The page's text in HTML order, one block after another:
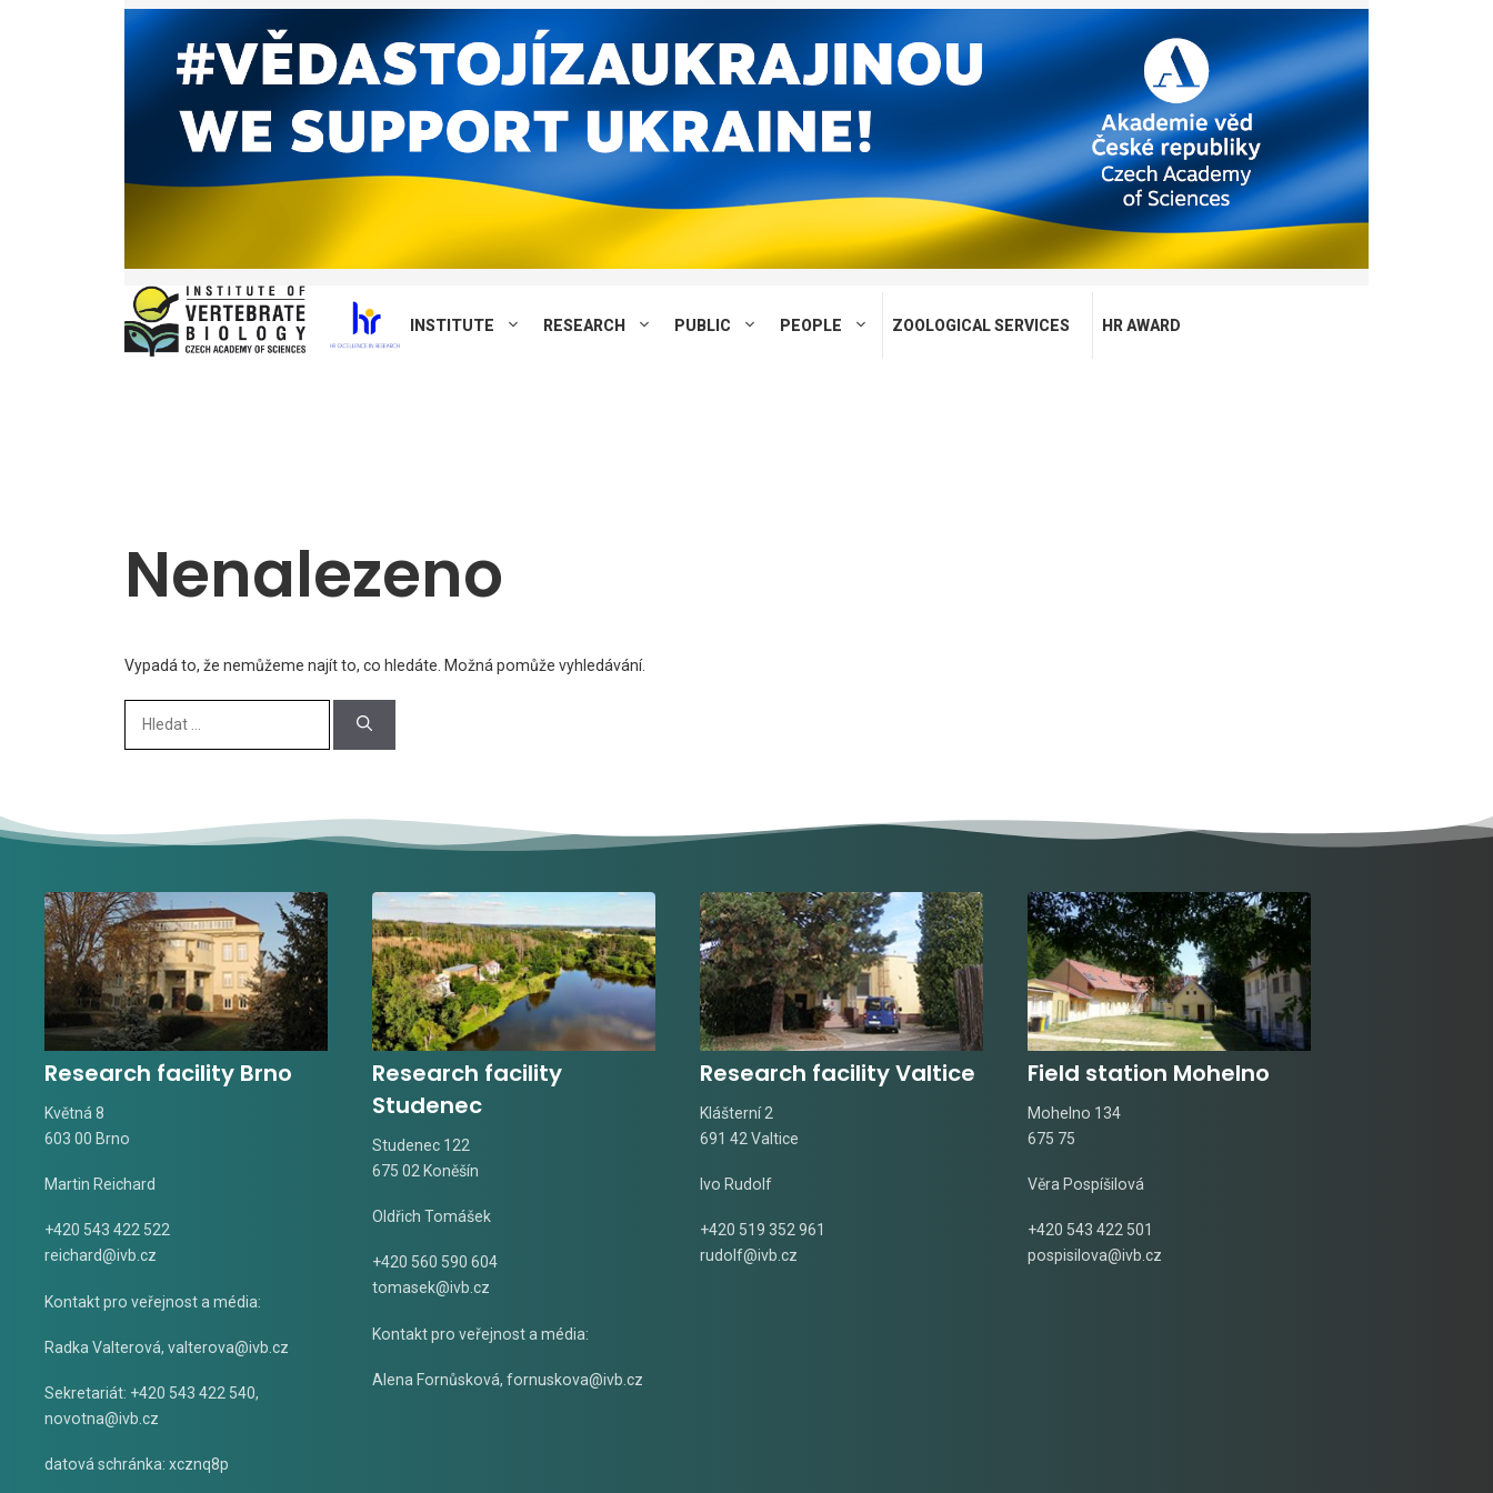
INSTITUTE RESEARCH PUBLIC PEOPLE ZOOLOGICAL SERVICES HR AWARD
Nenalezeno
Vypadá to, že nemůžeme najít to, co hledáte. Možná pomůže vyhledávání.
Research facility Brno
Květná 8
603 00 Brno
Martin Reichard
+420 543 422 522
reichard@ivb.cz
Kontakt pro veřejnost a média:
Radka Valterová, valterova@ivb.cz
Sekretariát: +420 543 422 540,
novotna@ivb.cz
datová schránka: xcznq8p
Research facility
Studenec
Studenec 122
675 02 Koněšín
Oldřich Tomášek
+420 560 590 604
tomasek@ivb.cz
Kontakt pro veřejnost a média:
Alena Fornůsková, fornuskova@ivb.cz
Research facility Valtice
Klášterní 2
691 42 Valtice
Ivo Rudolf
+420 519 352 961
rudolf@ivb.cz
Field station Mohelno
Mohelno 134
675 75
Věra Pospíšilová
+420 543 422 501
pospisilova@ivb.cz